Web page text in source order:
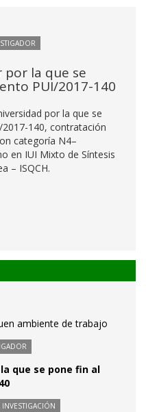
por la que se
PUI/2017-140
por la que se
140, contratación
categoría N4–
en IUI Mixto de Síntesis
– ISQCH.
ambiente de trabajo
que se pone fin al